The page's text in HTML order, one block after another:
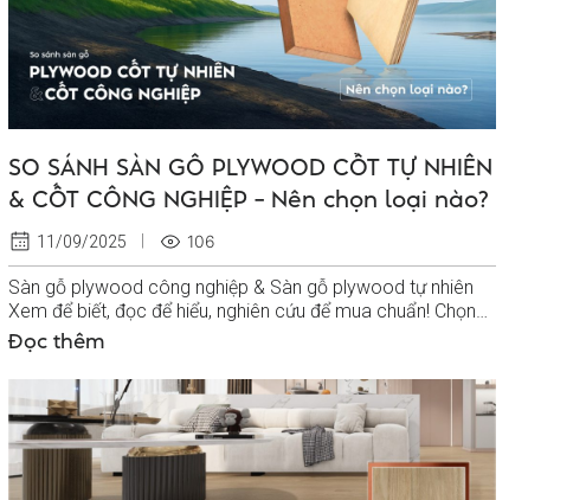
SO SÁNH SÀN GỖ PLYWOOD CỐT TỰ NHIÊN
& CỐT CÔNG NGHIỆP – Nên chọn loại nào?
11/09/2025 106
Sàn gỗ plywood công nghiệp & Sàn gỗ plywood tự nhiên
Xem để biết, đọc để hiểu, nghiên cứu để mua chuẩn! Chọn
sàn gỗ plywood cốt tự nhiên hay...
Đọc thêm